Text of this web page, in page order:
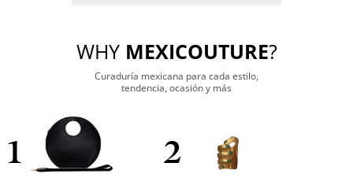
WHY MEXICOUTURE?
Curaduría mexicana para cada estilo,
tendencia, ocasión y más
1 2